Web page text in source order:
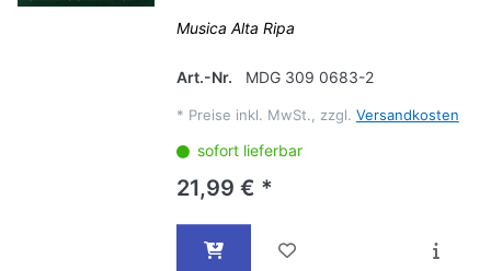
Musica Alta Ripa
Art.-Nr. MDG 309 0683-2
* Preise inkl. MwSt., zzgl. Versandkosten
sofort lieferbar
21,99 € *